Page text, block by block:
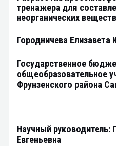
тренажера для
неорганических веществ
Городничева Елизавета
Государственное
общеобразовательное
Фрунзенского района
Научный руководитель:
Евгеньевна